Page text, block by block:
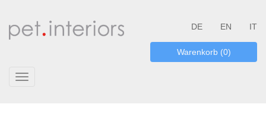
DE EN IT
Warenkorb (0)
Toggle